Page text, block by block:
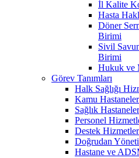
İl Kalite
Hasta
Döner
Birimi
Sivil
Birimi
Hukuk ve
Görev Tanımları
Halk Sağlığı
Kamu
Sağlık
Personel
Destek
Doğrudan
Hastane ve